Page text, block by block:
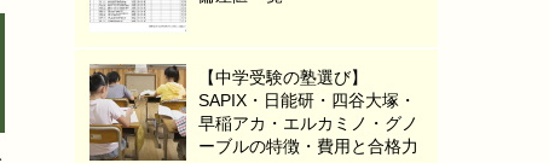
【中学受験の塾選び】
SAPIX・日能研・四谷大塚・
早稲アカ・エルカミノ・グノ
ーブルの特徴・費用と合格力